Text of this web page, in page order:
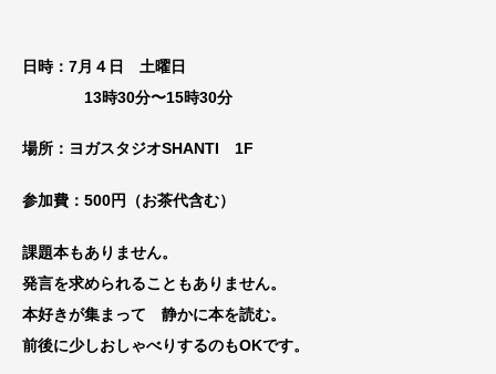
日時：7月４日 土曜日
13時30分〜15時30分
場所：ヨガスタジオSHANTI 1F
参加費：500円（お茶代含む）
課題本もありません。
発言を求められることもありません。
本好きが集まって 静かに本を読む。
前後に少しおしゃべりするのもOKです。